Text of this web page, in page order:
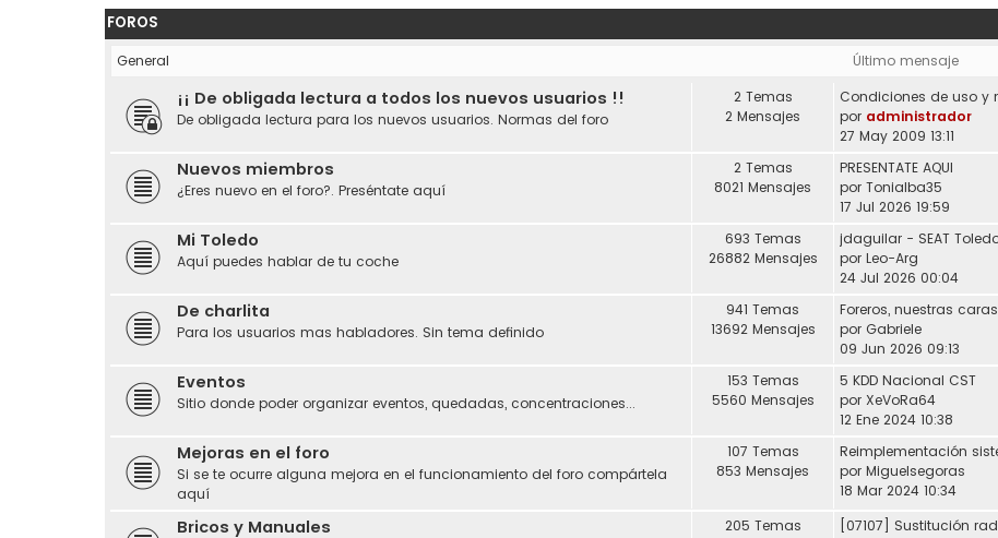
FOROS
Último mensaje
General
¡¡ De obligada lectura a todos los nuevos usuarios !!
De obligada lectura para los nuevos usuarios. Normas del foro
2 Temas
2 Mensajes
por administrador
27 May 2009 13:11
Nuevos miembros
¿Eres nuevo en el foro?. Preséntate aquí
2 Temas
8021 Mensajes
PRESENTATE AQUI
por Tonialba35
17 Jul 2026 19:59
Mi Toledo
Aquí puedes hablar de tu coche
693 Temas
26882 Mensajes
por Leo-Arg
24 Jul 2026 00:04
De charlita
Para los usuarios mas habladores. Sin tema definido
941 Temas
13692 Mensajes
Foreros, nuestras caras
por Gabriele
09 Jun 2026 09:13
Eventos
Sitio donde poder organizar eventos, quedadas, concentraciones...
153 Temas
5560 Mensajes
5 KDD Nacional CST
por XeVoRa64
12 Ene 2024 10:38
Mejoras en el foro
Si se te ocurre alguna mejora en el funcionamiento del foro compártela
aquí
107 Temas
853 Mensajes
por Miguelsegoras
18 Mar 2024 10:34
Bricos y Manuales
205 Temas